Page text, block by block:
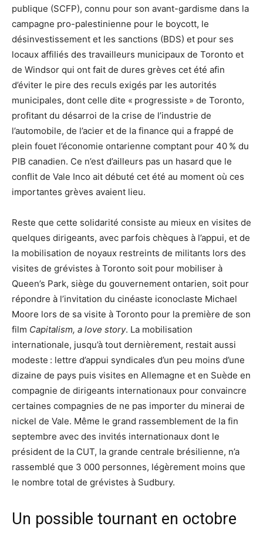
publique (SCFP), connu pour son avant-gardisme dans la
campagne pro-palestinienne pour le boycott, le
désinvestissement et les sanctions (BDS) et pour ses
locaux affiliés des travailleurs municipaux de Toronto et
de Windsor qui ont fait de dures grèves cet été afin
d’éviter le pire des reculs exigés par les autorités
municipales, dont celle dite « progressiste » de Toronto,
profitant du désarroi de la crise de l’industrie de
l’automobile, de l’acier et de la finance qui a frappé de
plein fouet l’économie ontarienne comptant pour 40 % du
PIB canadien. Ce n’est d’ailleurs pas un hasard que le
conflit de Vale Inco ait débuté cet été au moment où ces
importantes grèves avaient lieu.
Reste que cette solidarité consiste au mieux en visites de
quelques dirigeants, avec parfois chèques à l’appui, et de
la mobilisation de noyaux restreints de militants lors des
visites de grévistes à Toronto soit pour mobiliser à
Queen’s Park, siège du gouvernement ontarien, soit pour
répondre à l’invitation du cinéaste iconoclaste Michael
Moore lors de sa visite à Toronto pour la première de son
film Capitalism, a love story. La mobilisation
internationale, jusqu’à tout dernièrement, restait aussi
modeste : lettre d’appui syndicales d’un peu moins d’une
dizaine de pays puis visites en Allemagne et en Suède en
compagnie de dirigeants internationaux pour convaincre
certaines compagnies de ne pas importer du minerai de
nickel de Vale. Même le grand rassemblement de la fin
septembre avec des invités internationaux dont le
président de la CUT, la grande centrale brésilienne, n’a
rassemblé que 3 000 personnes, légèrement moins que
le nombre total de grévistes à Sudbury.
Un possible tournant en octobre